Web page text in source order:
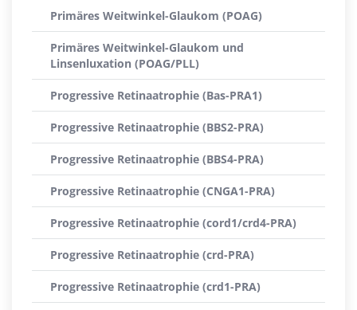
Primäres Weitwinkel-Glaukom (POAG)
Primäres Weitwinkel-Glaukom und
Linsenluxation (POAG/PLL)
Progressive Retinaatrophie (Bas-PRA1)
Progressive Retinaatrophie (BBS2-PRA)
Progressive Retinaatrophie (BBS4-PRA)
Progressive Retinaatrophie (CNGA1-PRA)
Progressive Retinaatrophie (cord1/crd4-PRA)
Progressive Retinaatrophie (crd-PRA)
Progressive Retinaatrophie (crd1-PRA)